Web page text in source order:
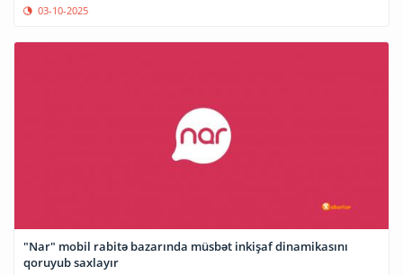
03-10-2025
"Nar" mobil rabitə bazarında müsbət inkişaf dinamikasını
qoruyub saxlayır